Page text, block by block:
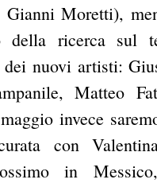
Moretti),
della ricerca sul
dei nuovi artisti:
Matteo
invece
con
in